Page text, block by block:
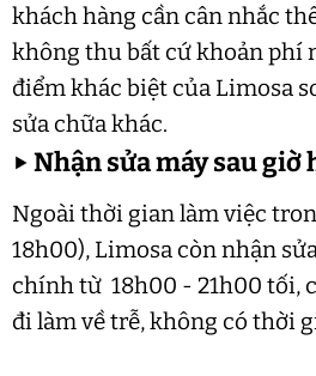
khách hàng cần cân nhắc
không thu bất cứ khoản phí
điểm khác biệt của Limosa
sửa chữa khác.
▶Nhận sửa máy sau giờ
Ngoài thời gian làm việc
18h00), Limosa còn nhận
chính từ 18h00 - 21h00 tối,
đi làm về trễ, không có thời